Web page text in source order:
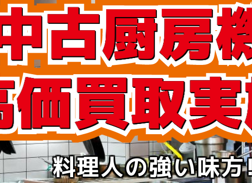
古厨房
価買取
料理人の強い味